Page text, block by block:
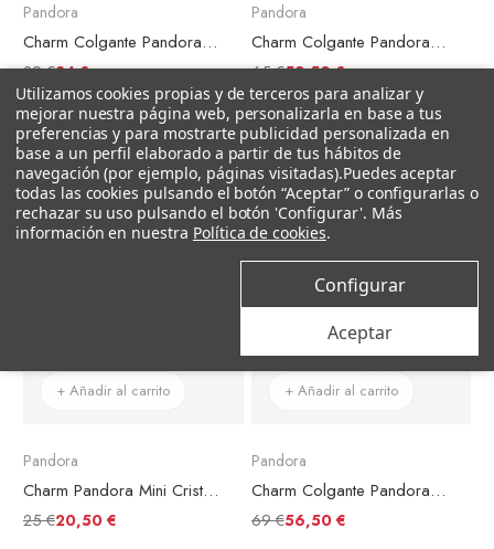
Pandora
Charm Colgante Pandora Herradura de la Buena Suerte
29 €24 €
Pandora
Charm Colgante Pandora Tortuga Marina
65 €53,50 €
–18%
+ Añadir al carrito
Pandora
Charm Pandora Mini Cristal de Murano Rosa
25 €20,50 €
–18%
+ Añadir al carrito
Pandora
Charm Colgante Pandora Ariel de La Sirenita de Disney
69 €56,50 €
Utilizamos cookies propias y de terceros para analizar y
mejorar nuestra página web, personalizarla en base a tus
preferencias y para mostrarte publicidad personalizada en
base a un perfil elaborado a partir de tus hábitos de
navegación (por ejemplo, páginas visitadas).Puedes aceptar
todas las cookies pulsando el botón “Aceptar” o configurarlas o
rechazar su uso pulsando el botón 'Configurar'. Más
información en nuestra Política de cookies.
Configurar
Aceptar